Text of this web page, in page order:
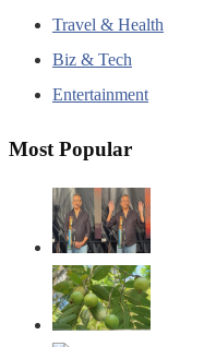
Travel & Health
Biz & Tech
Entertainment
Most Popular